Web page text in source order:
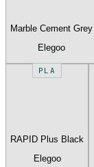
Marble Cement Grey
Elegoo
PLA
RAPID Plus Black
Elegoo